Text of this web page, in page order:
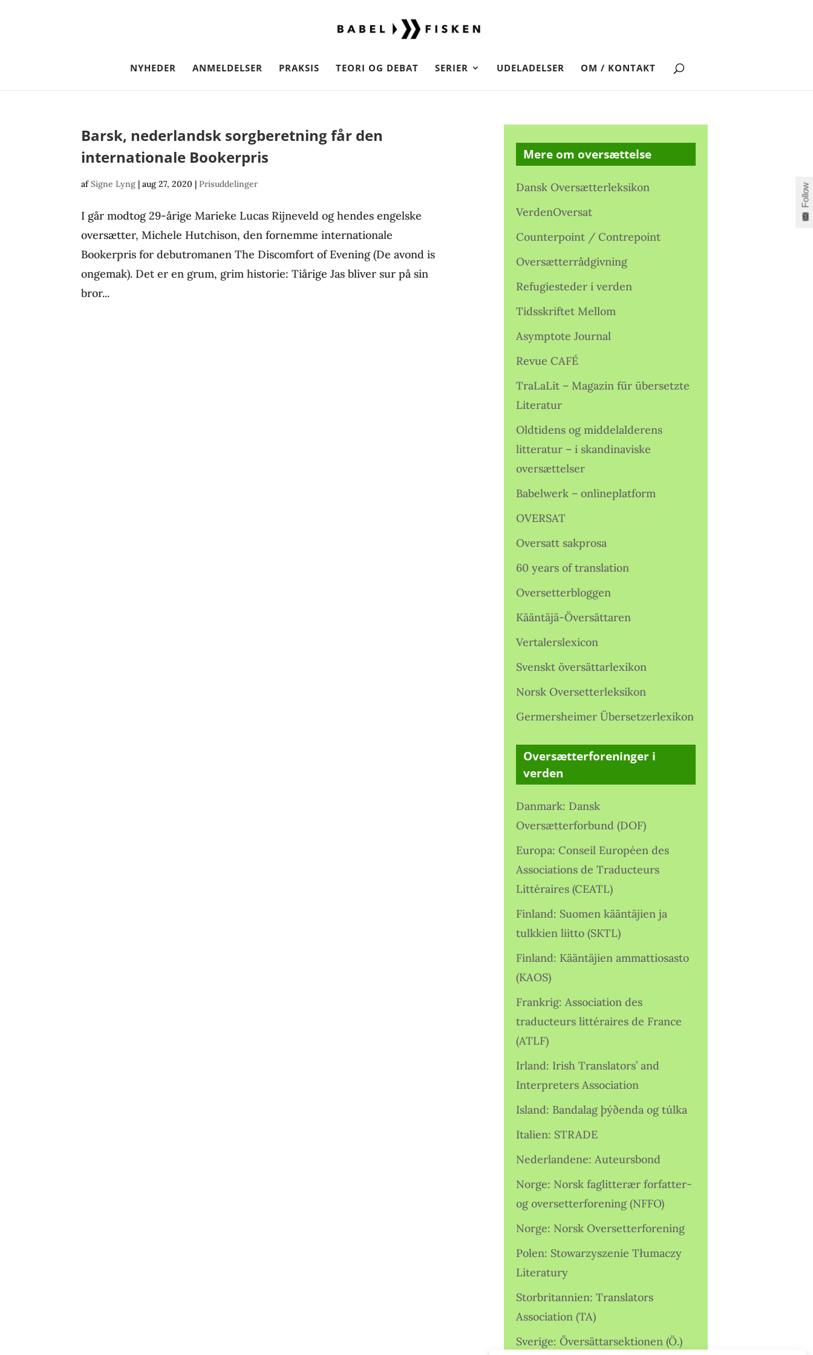
NYHEDER ANMELDELSER PRAKSIS TEORI OG DEBAT SERIER UDELADELSER OM / KONTAKT
Barsk, nederlandsk sorgberetning får den
internationale Bookerpris
afSigne Lyng |aug 27, 2020 |Prisuddelinger
I går modtog 29-årige Marieke Lucas Rijneveld og hendes engelske
oversætter, Michele Hutchison, den fornemme internationale
Bookerpris for debutromanen The Discomfort of Evening (De avond is
ongemak). Det er en grum, grim historie: Tiårige Jas bliver sur på sin
bror...
Mere om oversættelse
Dansk Oversætterleksikon
VerdenOversat
Counterpoint / Contrepoint
Oversætterrådgivning
Refugiesteder i verden
Tidsskriftet Mellom
Asymptote Journal
Revue CAFÉ
TraLaLit – Magazin für übersetzte
Literatur
Oldtidens og middelalderens
litteratur – i skandinaviske
oversættelser
Babelwerk – onlineplatform
OVERSAT
Oversatt sakprosa
60 years of translation
Oversetterbloggen
Kääntäjä-Översättaren
Vertalerslexicon
Svenskt översättarlexikon
Norsk Oversetterleksikon
Germersheimer Übersetzerlexikon
Oversætterforeninger i
verden
Danmark: Dansk
Oversætterforbund (DOF)
Europa: Conseil Européen des
Associations de Traducteurs
Littéraires (CEATL)
Finland: Suomen kääntäjien ja
tulkkien liitto (SKTL)
Finland: Kääntäjien ammattiosasto
(KAOS)
Frankrig: Association des
traducteurs littéraires de France
(ATLF)
Irland: Irish Translators’ and
Interpreters Association
Island: Bandalag þýðenda og túlka
Italien: STRADE
Nederlandene: Auteursbond
Norge: Norsk faglitterær forfatter-
og oversetterforening (NFFO)
Norge: Norsk Oversetterforening
Polen: Stowarzyszenie Tłumaczy
Literatury
Storbritannien: Translators
Association (TA)
Sverige: Översättarsektionen (Ö.)
Follow